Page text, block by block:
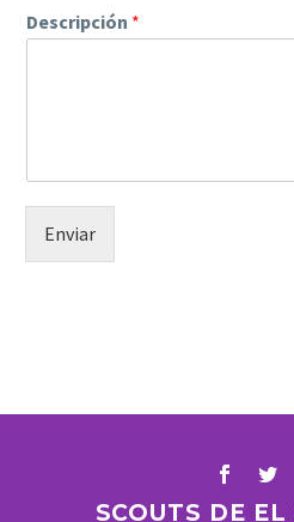
Descripción *
Enviar
SCOUTS DE